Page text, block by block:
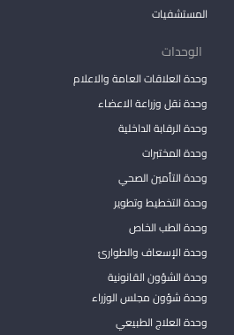
المستشفيات
الوحدات
وحدة العلاقات العامة والاعلام
وحدة نقل وزراعة الاعضاء
وحدة الرقابة الداخلية
وحدة المختبرات
وحدة التأمين الصحي
وحدة التخطيط وتطوير
وحدة الطب الخاص
وحدة الإسعاف والطوارئ
وحدة الشؤون القانونية
وحدة شؤون مجلس الوزراء
وحدة العلاج الطبيعي